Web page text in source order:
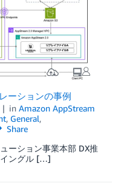
ーションの事例
in Amazon AppStream
, General,
Share
ーション事業本部 DX推
イングル […]